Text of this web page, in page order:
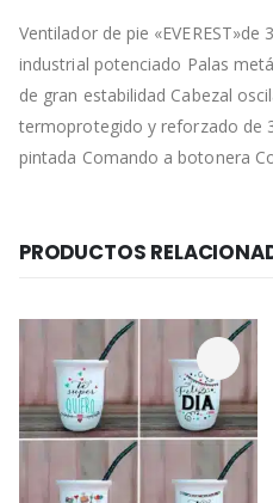
Ventilador de pie
industrial potenciado Palas
de gran estabilidad Cabezal
termoprotegido y reforzado de
pintada Comando a botonera
PRODUCTOS